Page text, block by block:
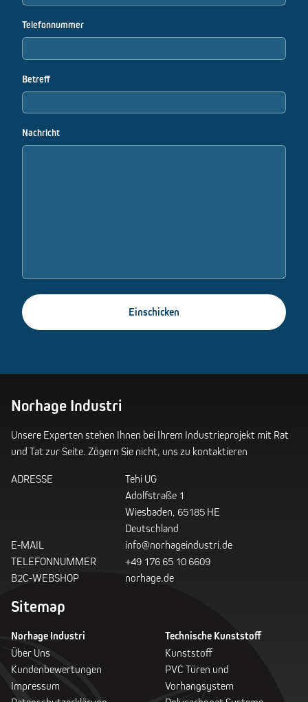
Telefonnummer
Betreff
Nachricht
Norhage Industri
Unsere Experten stehen Ihnen bei Ihrem Industrieprojekt mit Rat
und Tat zur Seite. Zögern Sie nicht, uns zu kontaktieren
ADRESSE
Tehi UG
Adolfstraße 1
Wiesbaden, 65185 HE
Deutschland
E-MAIL
info@norhageindustri.de
TELEFONNUMMER
+49 176 65 10 6609
B2C-WEBSHOP
norhage.de
Sitemap
Norhage Industri
Über Uns
Kundenbewertungen
Impressum
Technische Kunststoff
Kunststoff
PVC Türen und
Vorhangsystem